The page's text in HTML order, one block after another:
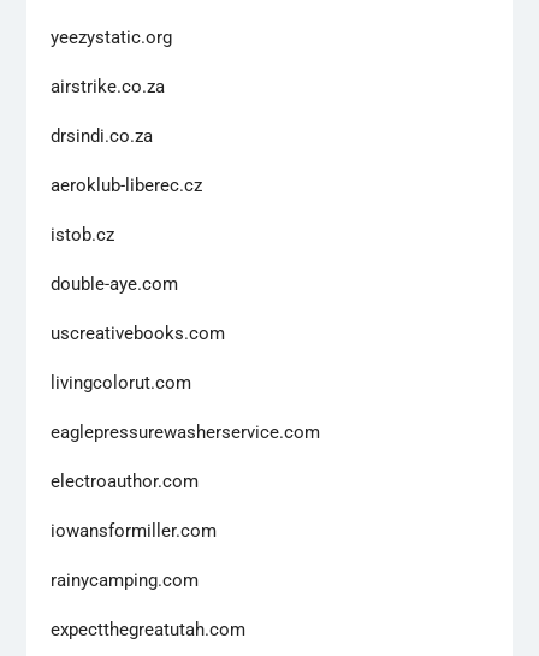
yeezystatic.org
airstrike.co.za
drsindi.co.za
aeroklub-liberec.cz
istob.cz
double-aye.com
uscreativebooks.com
livingcolorut.com
eaglepressurewasherservice.com
electroauthor.com
iowansformiller.com
rainycamping.com
expectthegreatutah.com